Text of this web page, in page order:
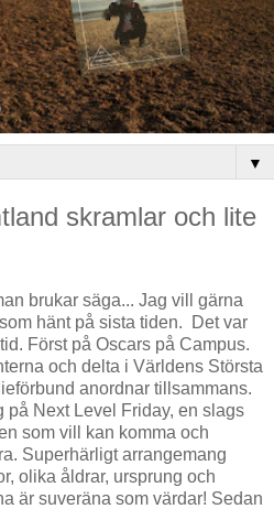
▼
skramlar och lite
brukar säga... Jag vill gärna
hänt på sista tiden. Det var
Först på Oscars på Campus.
och delta i Världens Största
anordnar tillsammans.
på Next Level Friday, en slags
som vill kan komma och
Superhärligt arrangemang
olika åldrar, ursprung och
är suveräna som värdar! Sedan